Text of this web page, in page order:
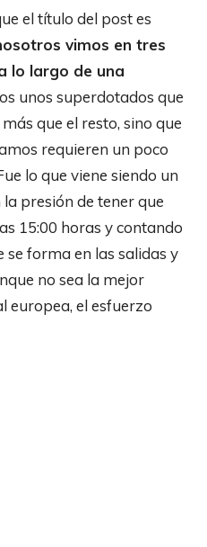
el título del post es
vimos en tres
lo largo de una
unos superdotados que
que el resto, sino que
requieren un poco
lo que viene siendo un
presión de tener que
15:00 horas y contando
se forma en las salidas y
no sea la mejor
europea, el esfuerzo